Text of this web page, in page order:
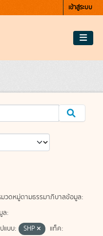
เข้าสู่ระบบ
วดหมู่ตามธรรมาภิบาลข้อมูล:
ล:
แบบ: SHP
แท็ค: